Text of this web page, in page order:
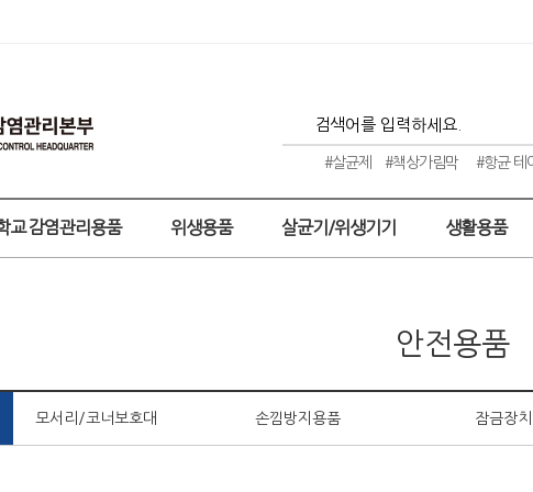
#살균제 #책상가림막 #항균 테
교 감염관리용품 위생용품 살균기/위생기기 생활용품
안전용품
모서리/코너보호대 손낌방지용품 잠금장